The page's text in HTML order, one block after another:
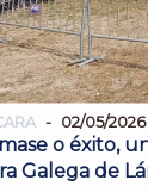
02/05/2026
o éxito,
Galega de